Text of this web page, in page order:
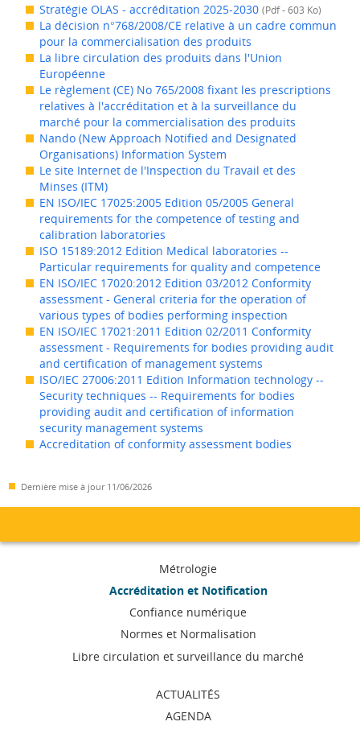
Stratégie OLAS - accréditation 2025-2030 (Pdf - 603 Ko)
La décision n°768/2008/CE relative à un cadre commun
pour la commercialisation des produits
La libre circulation des produits dans l'Union
Européenne
Le règlement (CE) No 765/2008 fixant les prescriptions
relatives à l'accréditation et à la surveillance du
marché pour la commercialisation des produits
Nando (New Approach Notified and Designated
Organisations) Information System
Le site Internet de l'Inspection du Travail et des
Minses (ITM)
EN ISO/IEC 17025:2005 Edition 05/2005 General
requirements for the competence of testing and
calibration laboratories
ISO 15189:2012 Edition Medical laboratories --
Particular requirements for quality and competence
EN ISO/IEC 17020:2012 Edition 03/2012 Conformity
assessment - General criteria for the operation of
various types of bodies performing inspection
EN ISO/IEC 17021:2011 Edition 02/2011 Conformity
assessment - Requirements for bodies providing audit
and certification of management systems
ISO/IEC 27006:2011 Edition Information technology --
Security techniques -- Requirements for bodies
providing audit and certification of information
security management systems
Accreditation of conformity assessment bodies
Dernière mise à jour 11/06/2026
navigation
Métrologie
Accréditation et Notification
Confiance numérique
Normes et Normalisation
Libre circulation et surveillance du marché
ACTUALITÉS
AGENDA